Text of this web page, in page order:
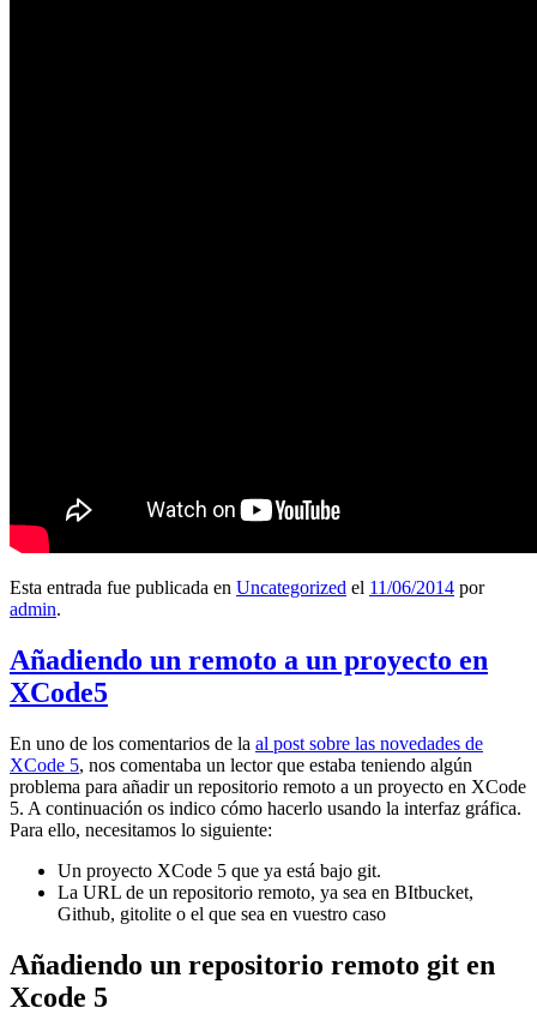
Esta entrada fue publicada en Uncategorized el 11/06/2014 por
admin.
Añadiendo un remoto a un proyecto en
XCode5
En uno de los comentarios de la al post sobre las novedades de
XCode 5, nos comentaba un lector que estaba teniendo algún
problema para añadir un repositorio remoto a un proyecto en XCode
5. A continuación os indico cómo hacerlo usando la interfaz gráfica.
Para ello, necesitamos lo siguiente:
Un proyecto XCode 5 que ya está bajo git.
La URL de un repositorio remoto, ya sea en BItbucket,
Github, gitolite o el que sea en vuestro caso
Añadiendo un repositorio remoto git en
Xcode 5